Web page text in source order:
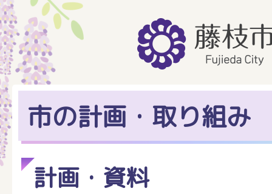
市の計画・取り組み
計画・資料